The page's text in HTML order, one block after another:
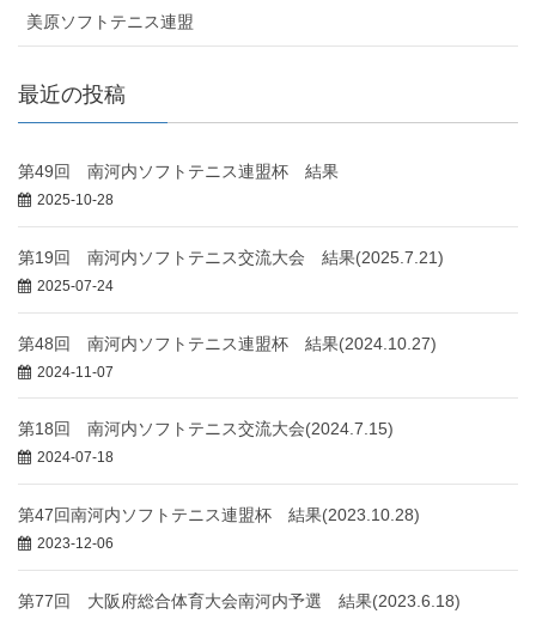
美原ソフトテニス連盟
最近の投稿
第49回 南河内ソフトテニス連盟杯 結果
2025-10-28
第19回 南河内ソフトテニス交流大会 結果(2025.7.21)
2025-07-24
第48回 南河内ソフトテニス連盟杯 結果(2024.10.27)
2024-11-07
第18回 南河内ソフトテニス交流大会(2024.7.15)
2024-07-18
第47回南河内ソフトテニス連盟杯 結果(2023.10.28)
2023-12-06
第77回 大阪府総合体育大会南河内予選 結果(2023.6.18)